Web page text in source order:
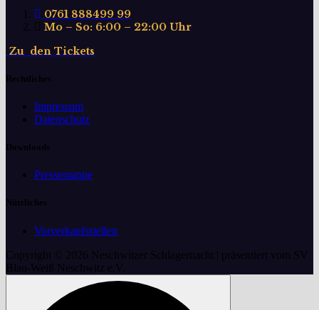
0761 888499 99
Mo – So: 6:00 – 22:00 Uhr
Zu den Tickets
Rechtliches
Impressum
Datenschutz
Downloads
Pressemappe
Nützliches
Vorverkaufsstellen
Copyright © 2026 Neschwitzer Schlagernacht | präsentiert vom SV
Blau-Weiß Neschwitz e.V.